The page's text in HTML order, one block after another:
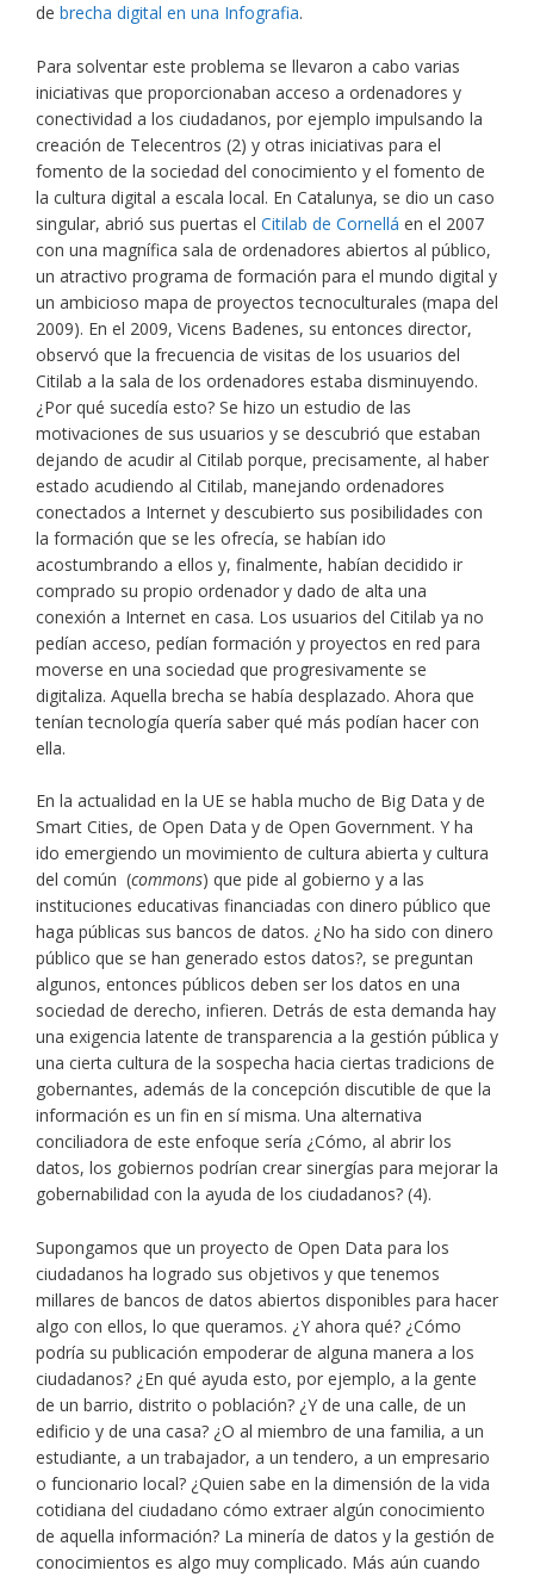
de brecha digital en una Infografia.
Para solventar este problema se llevaron a cabo varias
iniciativas que proporcionaban acceso a ordenadores y
conectividad a los ciudadanos, por ejemplo impulsando la
creación de Telecentros (2) y otras iniciativas para el
fomento de la sociedad del conocimiento y el fomento de
la cultura digital a escala local. En Catalunya, se dio un caso
singular, abrió sus puertas el Citilab de Cornellá en el 2007
con una magnífica sala de ordenadores abiertos al público,
un atractivo programa de formación para el mundo digital y
un ambicioso mapa de proyectos tecnoculturales (mapa del
2009). En el 2009, Vicens Badenes, su entonces director,
observó que la frecuencia de visitas de los usuarios del
Citilab a la sala de los ordenadores estaba disminuyendo.
¿Por qué sucedía esto? Se hizo un estudio de las
motivaciones de sus usuarios y se descubrió que estaban
dejando de acudir al Citilab porque, precisamente, al haber
estado acudiendo al Citilab, manejando ordenadores
conectados a Internet y descubierto sus posibilidades con
la formación que se les ofrecía, se habían ido
acostumbrando a ellos y, finalmente, habían decidido ir
comprado su propio ordenador y dado de alta una
conexión a Internet en casa. Los usuarios del Citilab ya no
pedían acceso, pedían formación y proyectos en red para
moverse en una sociedad que progresivamente se
digitaliza. Aquella brecha se había desplazado. Ahora que
tenían tecnología quería saber qué más podían hacer con
ella.
En la actualidad en la UE se habla mucho de Big Data y de
Smart Cities, de Open Data y de Open Government. Y ha
ido emergiendo un movimiento de cultura abierta y cultura
del común (commons) que pide al gobierno y a las
instituciones educativas financiadas con dinero público que
haga públicas sus bancos de datos. ¿No ha sido con dinero
público que se han generado estos datos?, se preguntan
algunos, entonces públicos deben ser los datos en una
sociedad de derecho, infieren. Detrás de esta demanda hay
una exigencia latente de transparencia a la gestión pública y
una cierta cultura de la sospecha hacia ciertas tradicions de
gobernantes, además de la concepción discutible de que la
información es un fin en sí misma. Una alternativa
conciliadora de este enfoque sería ¿Cómo, al abrir los
datos, los gobiernos podrían crear sinergías para mejorar la
gobernabilidad con la ayuda de los ciudadanos? (4).
Supongamos que un proyecto de Open Data para los
ciudadanos ha logrado sus objetivos y que tenemos
millares de bancos de datos abiertos disponibles para hacer
algo con ellos, lo que queramos. ¿Y ahora qué? ¿Cómo
podría su publicación empoderar de alguna manera a los
ciudadanos? ¿En qué ayuda esto, por ejemplo, a la gente
de un barrio, distrito o población? ¿Y de una calle, de un
edificio y de una casa? ¿O al miembro de una familia, a un
estudiante, a un trabajador, a un tendero, a un empresario
o funcionario local? ¿Quien sabe en la dimensión de la vida
cotidiana del ciudadano cómo extraer algún conocimiento
de aquella información? La minería de datos y la gestión de
conocimientos es algo muy complicado. Más aún cuando